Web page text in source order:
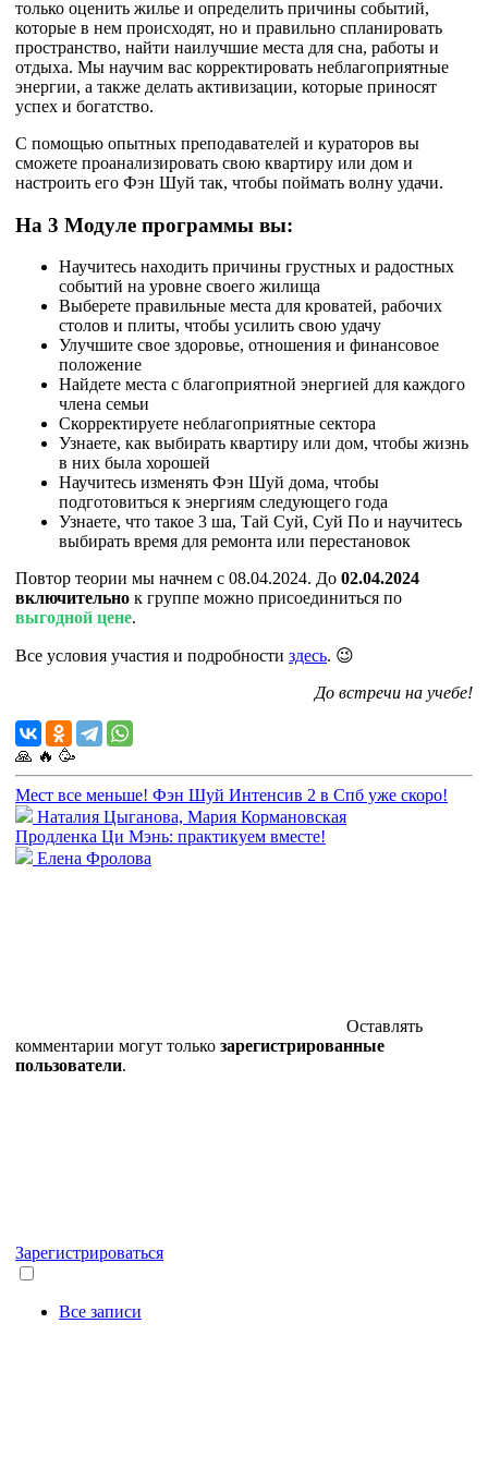
только оценить жилье и определить причины событий,
которые в нем происходят, но и правильно спланировать
пространство, найти наилучшие места для сна, работы и
отдыха. Мы научим вас корректировать неблагоприятные
энергии, а также делать активизации, которые приносят
успех и богатство.
С помощью опытных преподавателей и кураторов вы
сможете проанализировать свою квартиру или дом и
настроить его Фэн Шуй так, чтобы поймать волну удачи.
На 3 Модуле программы вы:
Научитесь находить причины грустных и радостных
событий на уровне своего жилища
Выберете правильные места для кроватей, рабочих
столов и плиты, чтобы усилить свою удачу
Улучшите свое здоровье, отношения и финансовое
положение
Найдете места с благоприятной энергией для каждого
члена семьи
Скорректируете неблагоприятные сектора
Узнаете, как выбирать квартиру или дом, чтобы жизнь
в них была хорошей
Научитесь изменять Фэн Шуй дома, чтобы
подготовиться к энергиям следующего года
Узнаете, что такое 3 ша, Тай Суй, Суй По и научитесь
выбирать время для ремонта или перестановок
Повтор теории мы начнем с 08.04.2024. До 02.04.2024
включительно к группе можно присоединиться по
выгодной цене.
Все условия участия и подробности здесь. 😉
До встречи на учебе!
🙏 🔥 🥳
Мест все меньше! Фэн Шуй Интенсив 2 в Спб уже скоро!
Наталия Цыганова, Мария Кормановская
Продленка Ци Мэнь: практикуем вместе!
Елена Фролова
Оставлять
комментарии могут только зарегистрированные
пользователи.
Зарегистрироваться
Все записи